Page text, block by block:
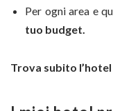
Per ogni area e
tuo budget.
Trova subito